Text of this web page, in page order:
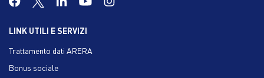
LINK UTILI E SERVIZI
Trattamento dati ARERA
Bonus sociale